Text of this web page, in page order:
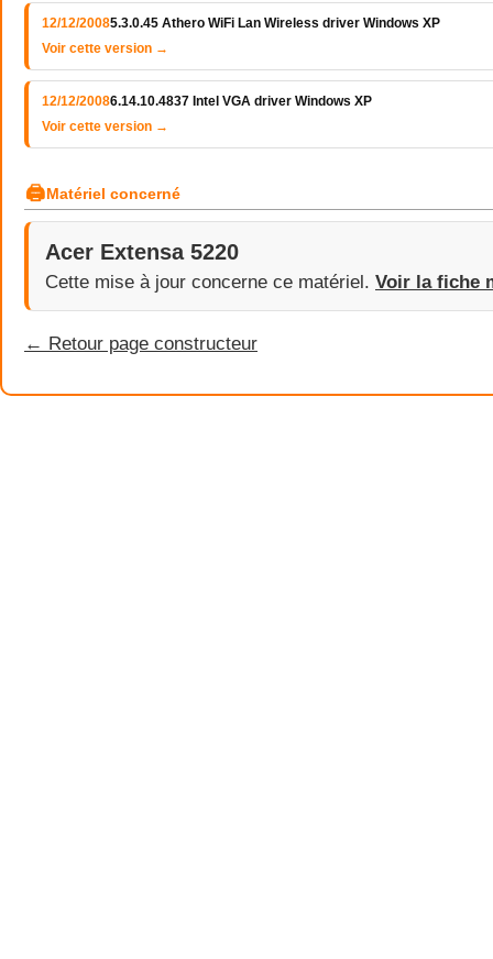
12/12/20085.3.0.45 Athero WiFi Lan Wireless driver Windows XP
Voir cette version →
12/12/20086.14.10.4837 Intel VGA driver Windows XP
Voir cette version →
🖨Matériel concerné
Acer Extensa 5220
Cette mise à jour concerne ce matériel. Voir la fiche
← Retour page constructeur